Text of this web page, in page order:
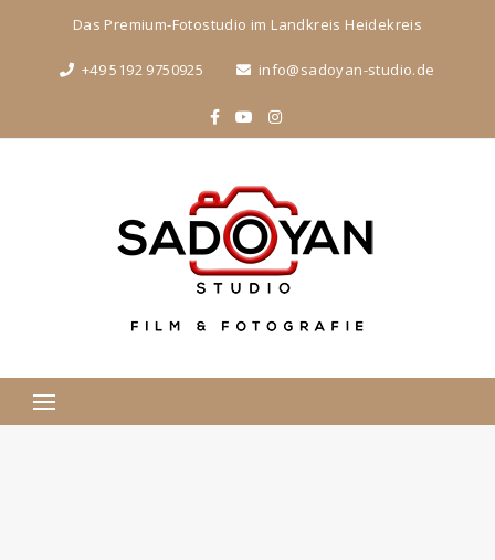
Das Premium-Fotostudio im Landkreis Heidekreis
+49 5192 9750925 info@sadoyan-studio.de
Suchen